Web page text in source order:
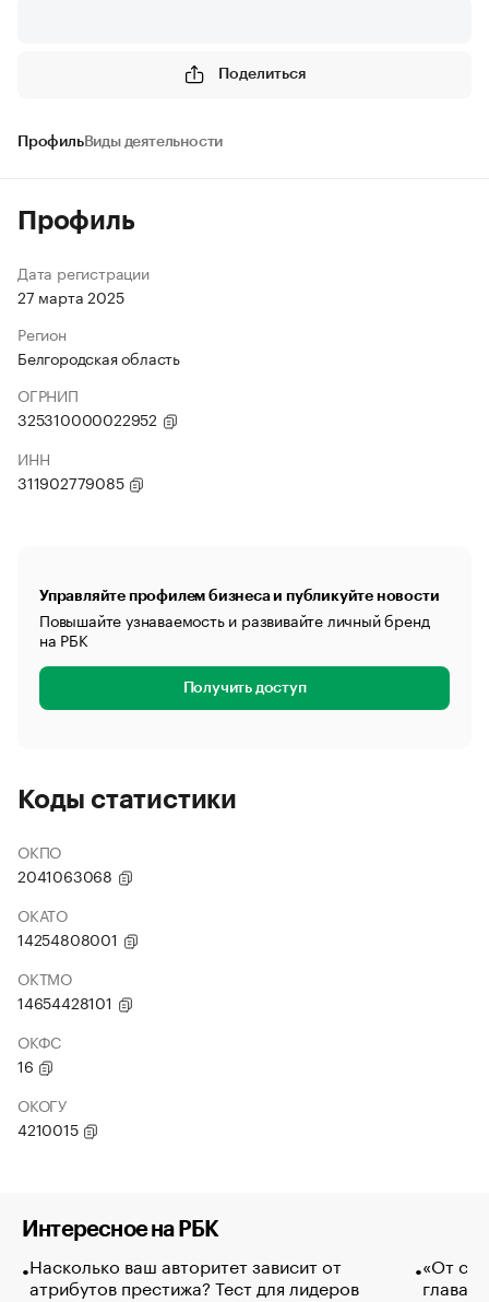
Поделиться
ПрофильВиды деятельности
Профиль
Дата регистрации
27 марта 2025
Регион
Белгородская область
ОГРНИП
325310000022952
ИНН
311902779085
Управляйте профилем бизнеса и публикуйте новости
Повышайте узнаваемость и развивайте личный бренд
на РБК
Получить доступ
Коды статистики
ОКПО
2041063068
ОКАТО
14254808001
ОКТМО
14654428101
ОКФС
16
ОКОГУ
4210015
Интересное на РБК
Насколько ваш авторитет зависит от
атрибутов престижа? Тест для лидеров
«От
глава